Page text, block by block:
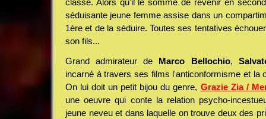
classe. Alors qu'il le somme de revenir en
séduisante jeune femme assise dans un
1ère et de la séduire. Toutes ses tentatives
son fils...
Grand admirateur de Marco Bellochio,
incarné à travers ses films l'anticonformisme et la
On lui doit un petit bijou du genre, Grazie Zia /
une oeuvre qui conte la relation psycho-
jeune neveu et dans laquelle on trouve deux des